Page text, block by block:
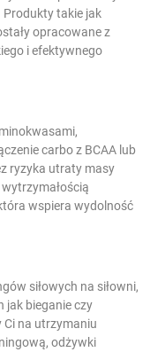
Produkty takie jak
opracowane z
i efektywnego
carbo z BCAA lub
ryzyka utraty masy
wspiera wydolność
siłowych na siłowni,
jak bieganie czy
Ci na utrzymaniu
odżywki